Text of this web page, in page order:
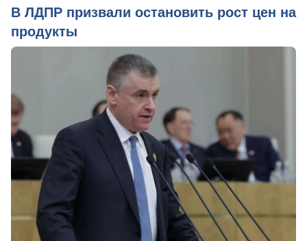
В ЛДПР призвали остановить рост цен на
продукты